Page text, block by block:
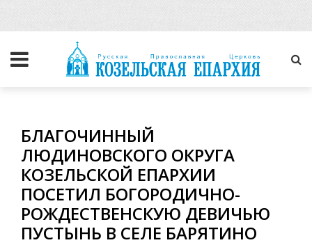
БЛАГОЧИННЫЙ
ЛЮДИНОВСКОГО ОКРУГА
КОЗЕЛЬСКОЙ ЕПАРХИИ
ПОСЕТИЛ БОГОРОДИЧНО-
РОЖДЕСТВЕНСКУЮ ДЕВИЧЬЮ
ПУСТЫНЬ В СЕЛЕ БАРЯТИНО